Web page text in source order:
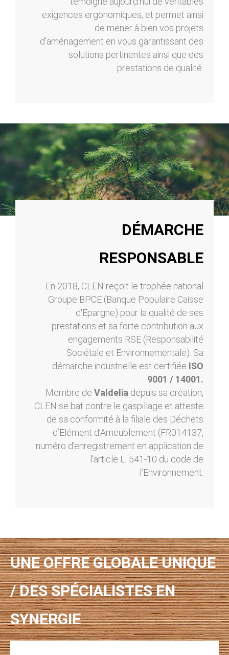
exigences ergonomiques, et permet ainsi
de mener à bien vos projets
d’aménagement en vous garantissant des
solutions pertinentes ainsi que des
prestations de qualité.
DÉMARCHE
RESPONSABLE
En 2018, CLEN reçoit le trophée national
Groupe BPCE (Banque Populaire Caisse
d'Epargne) pour la qualité de ses
prestations et sa forte contribution aux
engagements RSE (Responsabilité
Sociétale et Environnementale). Sa
démarche industrielle est certifiée ISO
9001 / 14001.
Membre de Valdelia depuis sa création,
CLEN se bat contre le gaspillage et atteste
de sa conformité à la filiale des Déchets
d’Elément d’Ameublement (FR014137,
numéro d’enregistrement en application de
l’article L. 541-10 du code de
l’Environnement.
UNE OFFRE GLOBALE UNIQUE
/ DES SPÉCIALISTES EN
SYNERGIE